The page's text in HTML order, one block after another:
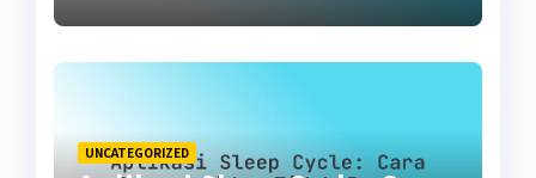
UNCATEGORIZED